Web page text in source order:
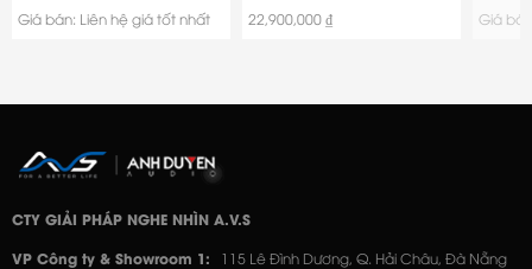
Giá bán: Liên hệ giá tốt nhất 22,900,000 ₫ Giá
CTY GIẢI PHÁP NGHE NHÌN A.V.S
VP Công ty & Showroom 1: 115 Lê Đình Dương, Q. Hải Châu, Đà Nẵng